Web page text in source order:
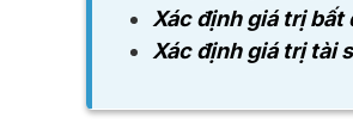
Xác định giá trị bất
Xác định giá trị tài